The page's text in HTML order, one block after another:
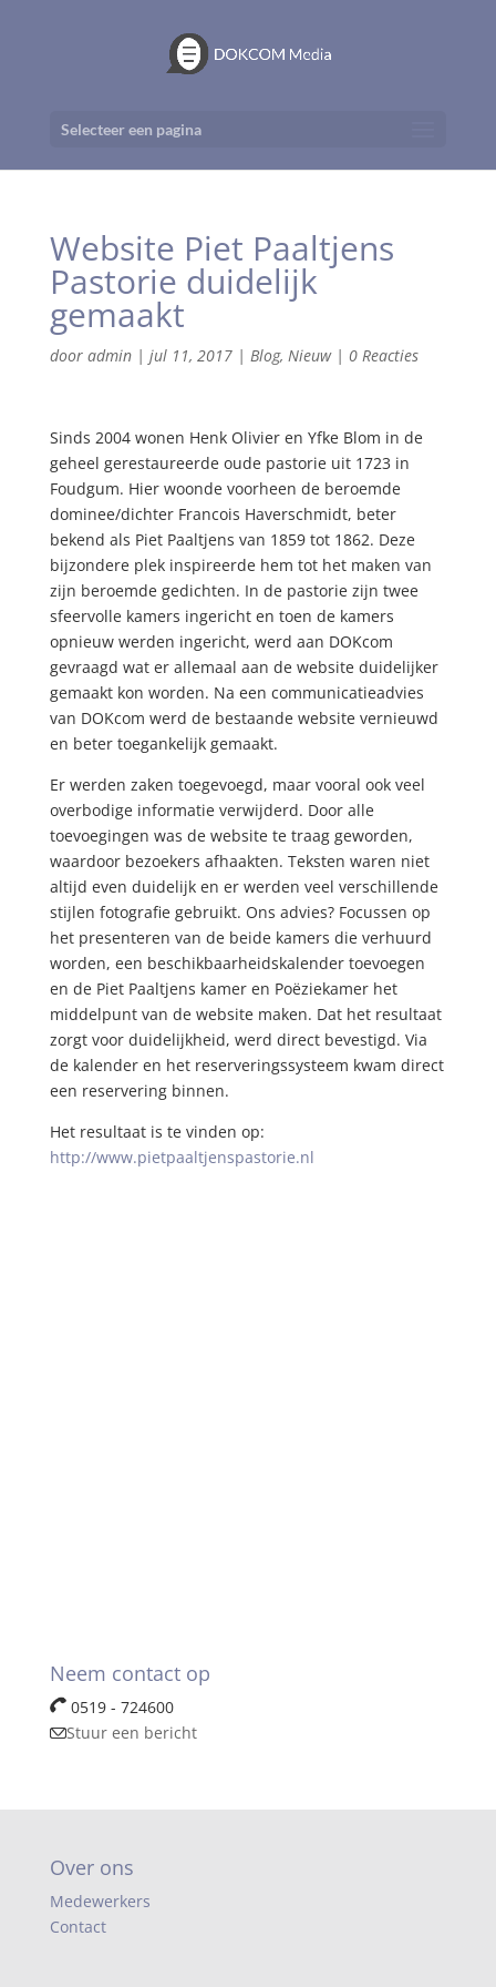
Selecteer een pagina
Website Piet Paaltjens
Pastorie duidelijk
gemaakt
door admin| jul 11, 2017| Blog, Nieuw| 0 Reacties
Sinds 2004 wonen Henk Olivier en Yfke Blom in de
geheel gerestaureerde oude pastorie uit 1723 in
Foudgum. Hier woonde voorheen de beroemde
dominee/dichter Francois Haverschmidt, beter
bekend als Piet Paaltjens van 1859 tot 1862. Deze
bijzondere plek inspireerde hem tot het maken van
zijn beroemde gedichten. In de pastorie zijn twee
sfeervolle kamers ingericht en toen de kamers
opnieuw werden ingericht, werd aan DOKcom
gevraagd wat er allemaal aan de website duidelijker
gemaakt kon worden. Na een communicatieadvies
van DOKcom werd de bestaande website vernieuwd
en beter toegankelijk gemaakt.
Er werden zaken toegevoegd, maar vooral ook veel
overbodige informatie verwijderd. Door alle
toevoegingen was de website te traag geworden,
waardoor bezoekers afhaakten. Teksten waren niet
altijd even duidelijk en er werden veel verschillende
stijlen fotografie gebruikt. Ons advies? Focussen op
het presenteren van de beide kamers die verhuurd
worden, een beschikbaarheidskalender toevoegen
en de Piet Paaltjens kamer en Poëziekamer het
middelpunt van de website maken. Dat het resultaat
zorgt voor duidelijkheid, werd direct bevestigd. Via
de kalender en het reserveringssysteem kwam direct
een reservering binnen.
Het resultaat is te vinden op:
http://www.pietpaaltjenspastorie.nl
Neem contact op
0519 - 724600
Stuur een bericht
Over ons
Medewerkers
Contact